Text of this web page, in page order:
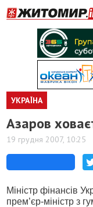
УКРАЇНА
Азаров
19 грудня 2007, 10:25
Міністр фінансів
прем’єр-міністр з